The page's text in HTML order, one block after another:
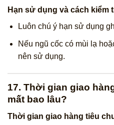
Hạn sử dụng và cách kiểm
Luôn chú ý hạn sử dụng
Nếu ngũ cốc có mùi lạ
nên sử dụng.
17. Thời gian giao
mất bao lâu?
Thời gian giao hàng tiêu